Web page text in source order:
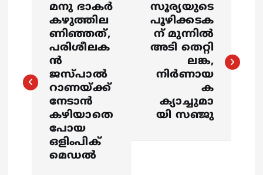
t
മനു ഭാകര്‍
കഴുത്തില
ണിഞ്ഞത്,
പരിശീലക
ന്‍
ജസ്പാല്‍
റാണയ്ക്ക്
നേടാന്‍
കഴിയാതെ
പോയ
ഒളിംപിക്
മെഡല്‍
സൂര്യയുടെ
പൂഴിക്കടക
ന് മുന്നിൽ
അടി തെറ്റി
ലങ്ക,
നിർണായ
ക
ക്യാച്ചുമാ
യി സഞ്ജു